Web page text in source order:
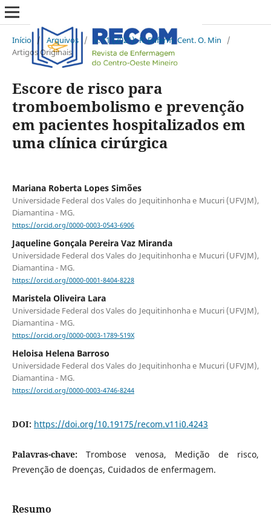
Início / Arquivos / v. 11 (2021): R. Enferm. Cent. O. Min
/
Artigos Originais
Escore de risco para
tromboembolismo e prevenção
em pacientes hospitalizados em
uma clínica cirúrgica
Mariana Roberta Lopes Simões
Universidade Federal dos Vales do Jequitinhonha e Mucuri (UFVJM),
Diamantina - MG.
https://orcid.org/0000-0003-0543-6906
Jaqueline Gonçala Pereira Vaz Miranda
Universidade Federal dos Vales do Jequitinhonha e Mucuri (UFVJM),
Diamantina - MG.
https://orcid.org/0000-0001-8404-8228
Maristela Oliveira Lara
Universidade Federal dos Vales do Jequitinhonha e Mucuri (UFVJM),
Diamantina - MG.
https://orcid.org/0000-0003-1789-519X
Heloisa Helena Barroso
Universidade Federal dos Vales do Jequitinhonha e Mucuri (UFVJM),
Diamantina - MG.
https://orcid.org/0000-0003-4746-8244
DOI: https://doi.org/10.19175/recom.v11i0.4243
Palavras-chave:Trombose venosa, Medição de risco,
Prevenção de doenças, Cuidados de enfermagem.
Resumo